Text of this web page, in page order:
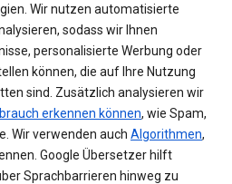
Wir nutzen automatisierte
sodass wir Ihnen
personalisierte Werbung oder
können, die auf Ihre Nutzung
sind. Zusätzlich analysieren wir
erkennen können, wie Spam,
Wir verwenden auch Algorithmen,
Google Übersetzer hilft
Sprachbarrieren hinweg zu